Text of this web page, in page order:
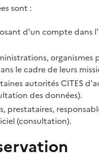
sont :
d'un compte
le cadre de leurs
autorités CITES
des données).
prestataires,
(consultation).